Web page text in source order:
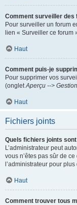
Comment surveiller des
Pour surveiller un forum
lien « Surveiller ce forum
Haut
Comment puis-je
Pour supprimer vos
(ongletAperçu -->
Haut
Fichiers joints
Quels fichiers joints
L’administrateur peut
vous n’êtes pas sûr de
l’administrateur pour plus
Haut
Comment trouver tous